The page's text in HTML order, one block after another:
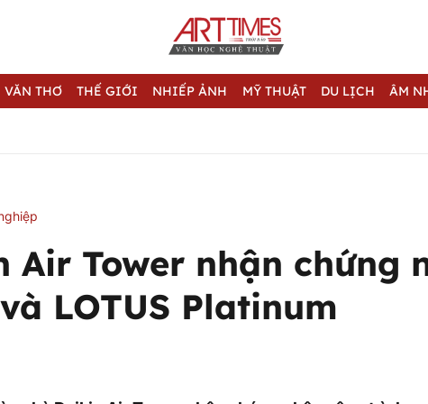
VĂN THƠ THẾ GIỚI NHIẾP ẢNH MỸ THUẬT DU LỊCH ÂM
Air Tower nhận chứng
LOTUS Platinum